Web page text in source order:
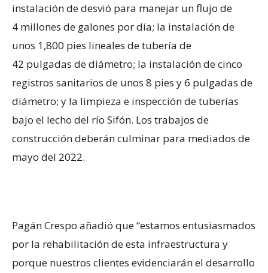
instalación de desvió para manejar un flujo de
4 millones de galones por día; la instalación de
unos 1,800 pies lineales de tubería de
42 pulgadas de diámetro; la instalación de cinco
registros sanitarios de unos 8 pies y 6 pulgadas de
diámetro; y la limpieza e inspección de tuberías
bajo el lecho del río Sifón. Los trabajos de
construcción deberán culminar para mediados de
mayo del 2022.
Pagán Crespo añadió que “estamos entusiasmados
por la rehabilitación de esta infraestructura y
porque nuestros clientes evidenciarán el desarrollo